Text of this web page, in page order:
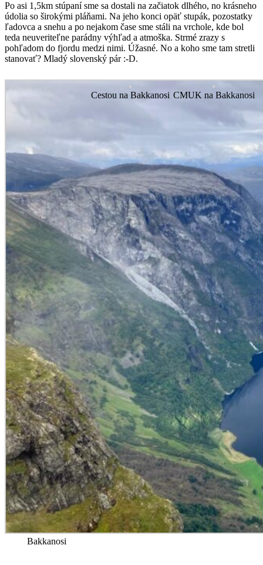
Po asi 1,5km stúpaní sme sa dostali na začiatok dlhého, no krásneho
údolia so širokými pláňami. Na jeho konci opäť stupák, pozostatky
ľadovca a snehu a po nejakom čase sme stáli na vrchole, kde bol
teda neuveriteľne parádny výhľad a atmoška. Strmé zrazy s
pohľadom do fjordu medzi nimi. Úžasné. No a koho sme tam stretli
stanovať? Mladý slovenský pár :-D.
Bakkanosi
Cestou na Bakkanosi CMUK na Bakkanosi